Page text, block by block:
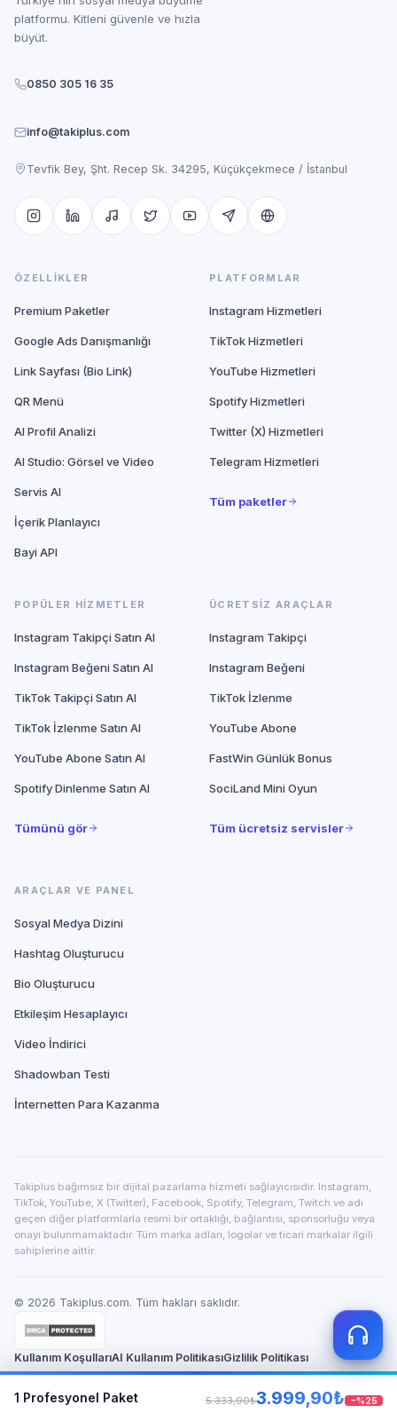
1 Profesyonel Paket 5.333,90₺3.999,90₺ −%25
platformu. Kitleni güvenle ve hızla
büyüt.
0850 305 16 35
info@takiplus.com
Tevfik Bey, Şht. Recep Sk. 34295, Küçükçekmece / İstanbul
ÖZELLIKLER
Premium Paketler
Google Ads Danışmanlığı
Link Sayfası (Bio Link)
QR Menü
AI Profil Analizi
AI Studio: Görsel ve Video
Servis AI
İçerik Planlayıcı
Bayi API
PLATFORMLAR
Instagram Hizmetleri
TikTok Hizmetleri
YouTube Hizmetleri
Spotify Hizmetleri
Twitter (X) Hizmetleri
Telegram Hizmetleri
Tüm paketler
POPÜLER HIZMETLER
Instagram Takipçi Satın Al
Instagram Beğeni Satın Al
TikTok Takipçi Satın Al
TikTok İzlenme Satın Al
YouTube Abone Satın Al
Spotify Dinlenme Satın Al
Tümünü gör
ÜCRETSIZ ARAÇLAR
Instagram Takipçi
Instagram Beğeni
TikTok İzlenme
YouTube Abone
FastWin Günlük Bonus
SociLand Mini Oyun
Tüm ücretsiz servisler
ARAÇLAR VE PANEL
Sosyal Medya Dizini
Hashtag Oluşturucu
Bio Oluşturucu
Etkileşim Hesaplayıcı
Video İndirici
Shadowban Testi
İnternetten Para Kazanma
Takiplus bağımsız bir dijital pazarlama hizmeti sağlayıcısıdır. Instagram,
TikTok, YouTube, X (Twitter), Facebook, Spotify, Telegram, Twitch ve adı
geçen diğer platformlarla resmi bir ortaklığı, bağlantısı, sponsorluğu veya
onayı bulunmamaktadır. Tüm marka adları, logolar ve ticari markalar ilgili
sahiplerine aittir.
© 2026 Takiplus.com. Tüm hakları saklıdır.
Kullanım KoşullarıAI Kullanım PolitikasıGizlilik Politikası
KVKK Aydınlatmaİade ve Geri ÖdemeHakkımızdaGüven Merkezi